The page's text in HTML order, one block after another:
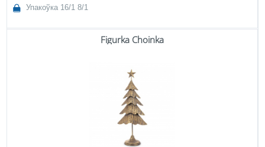
Упакоўка 16/1 8/1
Figurka Choinka